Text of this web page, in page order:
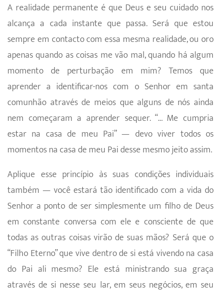
A realidade permanente é que Deus e seu cuidado nos
alcança a cada instante que passa. Será que estou
sempre em contacto com essa mesma realidade, ou oro
apenas quando as coisas me vão mal, quando há algum
momento de perturbação em mim? Temos que
aprender a identificar-nos com o Senhor em santa
comunhão através de meios que alguns de nós ainda
nem começaram a aprender sequer. “… Me cumpria
estar na casa de meu Pai” — devo viver todos os
momentos na casa de meu Pai desse mesmo jeito assim.
Aplique esse princípio às suas condições individuais
também — você estará tão identificado com a vida do
Senhor a ponto de ser simplesmente um filho de Deus
em constante conversa com ele e consciente de que
todas as outras coisas virão de suas mãos? Será que o
“Filho Eterno” que vive dentro de si está vivendo na casa
do Pai ali mesmo? Ele está ministrando sua graça
através de si nesse seu lar, em seus negócios, em seu